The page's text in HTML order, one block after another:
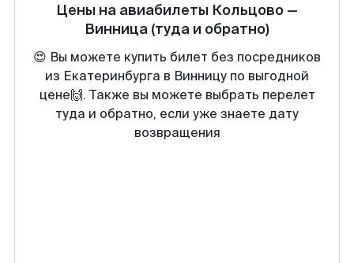
Цены на авиабилеты Кольцово —
Винница (туда и обратно)
😍 Вы можете купить билет без посредников
из Екатеринбурга в Винницу по выгодной
цене🙌. Также вы можете выбрать перелет
туда и обратно, если уже знаете дату
возвращения